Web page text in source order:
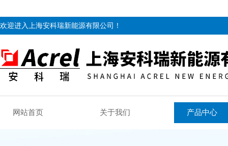
欢迎进入上海安科瑞新能源有限公司！
网站首页 关于我们 产品中心